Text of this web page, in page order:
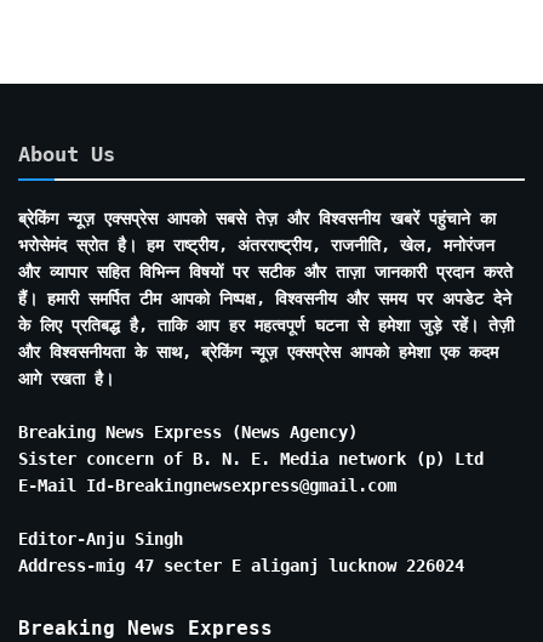
About Us
ब्रेकिंग न्यूज़ एक्सप्रेस आपको सबसे तेज़ और विश्वसनीय खबरें पहुंचाने का
भरोसेमंद स्रोत है। हम राष्ट्रीय, अंतरराष्ट्रीय, राजनीति, खेल, मनोरंजन
और व्यापार सहित विभिन्न विषयों पर सटीक और ताज़ा जानकारी प्रदान करते
हैं। हमारी समर्पित टीम आपको निष्पक्ष, विश्वसनीय और समय पर अपडेट देने
के लिए प्रतिबद्ध है, ताकि आप हर महत्वपूर्ण घटना से हमेशा जुड़े रहें। तेज़ी
और विश्वसनीयता के साथ, ब्रेकिंग न्यूज़ एक्सप्रेस आपको हमेशा एक कदम
आगे रखता है।
Breaking News Express (News Agency)
Sister concern of B. N. E. Media network (p) Ltd
E-Mail Id-Breakingnewsexpress@gmail.com
Editor-Anju Singh
Address-mig 47 secter E aliganj lucknow 226024
Breaking News Express